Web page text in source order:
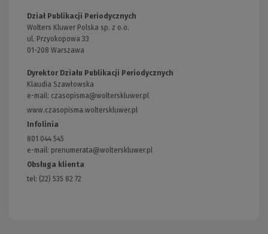
Dział Publikacji Periodycznych
Wolters Kluwer Polska sp. z o.o.
ul. Przyokopowa 33
01-208 Warszawa
Dyrektor Działu Publikacji Periodycznych
Klaudia Szawłowska
e-mail: czasopisma@wolterskluwer.pl
www.czasopisma.wolterskluwer.pl
Infolinia
801 044 545
e-mail: prenumerata@wolterskluwer.pl
Obsługa klienta
tel: (22) 535 82 72